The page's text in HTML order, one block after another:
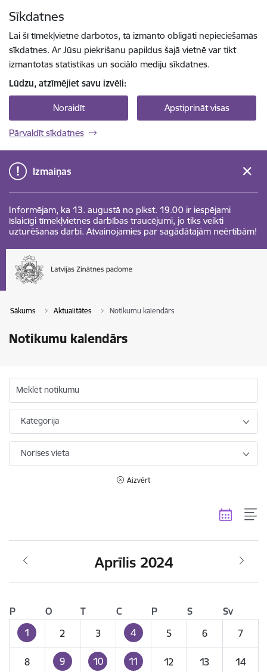
Sīkdatnes
Lai šī tīmekļvietne darbotos, tā izmanto obligāti nepieciešamās
sīkdatnes. Ar Jūsu piekrišanu papildus šajā vietnē var tikt
izmantotas statistikas un sociālo mediju sīkdatnes.
Lūdzu, atzīmējiet savu izvēli:
Noraidīt Apstiprināt visas
Pārvaldīt sīkdatnes
Izmaiņas
Informējam, ka 13. augustā no plkst. 19.00 ir iespējami
īslaicīgi tīmekļvietnes darbības traucējumi, jo tiks veikti
uzturēšanas darbi. Atvainojamies par sagādātajām neērtībām!
Sākums Aktualitātes Notikumu kalendārs
Notikumu kalendārs
Meklēt notikumu
Kategorija
Norises vieta
Aizvērt
Aprīlis 2024
P O T C P S
Sv
1
2 3 4 5 6 7
8 9 10 11 12 13 14